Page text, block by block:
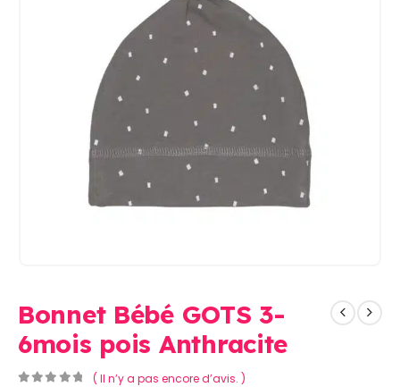
Bonnet Bébé GOTS 3-
6mois pois Anthracite
( Il n’y a pas encore d’avis. )